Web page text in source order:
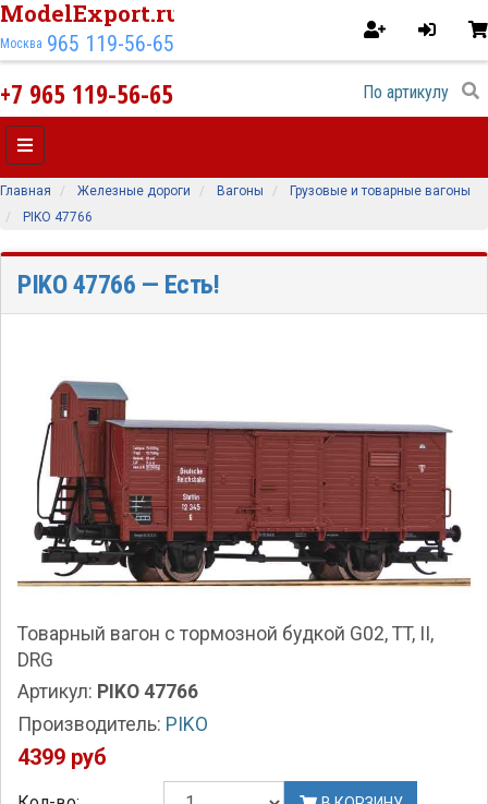
ModelExport.ru
Москва 965 119-56-65
+7 965 119-56-65
Главная Железные дороги Вагоны
Грузовые и товарные вагоны
PIKO 47766
PIKO 47766 — Есть!
Товарный вагон с тормозной будкой G02, TT, II,
DRG
Артикул: PIKO 47766
Производитель: PIKO
4399 руб